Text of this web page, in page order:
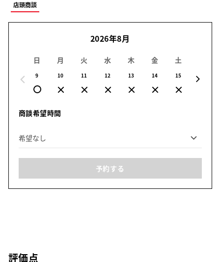
店頭商談
2026年8月
日
9
月
10
火
11
水
12
木
13
金
14
土
15
商談希望時間
予約する
評価点